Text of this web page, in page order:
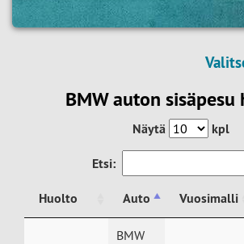
BMW auton sisäpesu
Näytä kpl
Etsi:
Huolto Auto Vuosimalli
Auto
BMW